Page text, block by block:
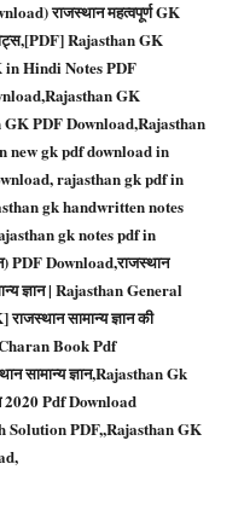
राजस्थान महत्वपूर्ण GK
Rajasthan GK
Hindi Notes PDF
GK
PDF Download,Rajasthan
new gk pdf download in
rajasthan gk pdf in
gk handwritten notes
gk notes pdf in
PDF Download,राजस्थान
ज्ञान | Rajasthan General
सामान्य ज्ञान की
Book Pdf
सामान्‍य ज्ञान,Rajasthan Gk
2020 Pdf Download
Solution PDF,,Rajasthan GK